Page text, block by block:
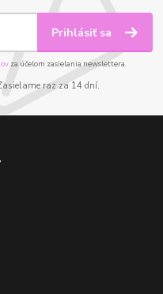
Prihlásiť sa
za účelom zasielania newslettera.
raz za 14 dní.